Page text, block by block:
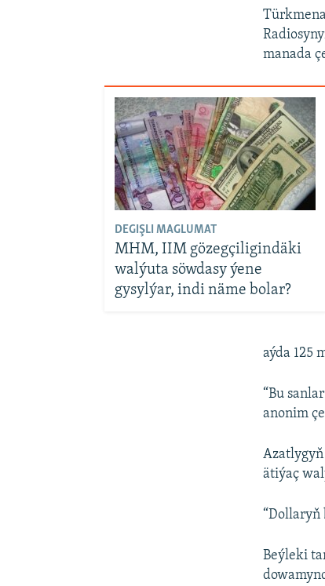
manada
DEGIŞLI MAGLUMAT
MHM, IIM gözegçiligindäki
walýuta söwdasy ýene
gysylýar, indi näme bolar?
aýda 125
“Bu
anonim
ätiýaç
“Dollaryň
Beýleki